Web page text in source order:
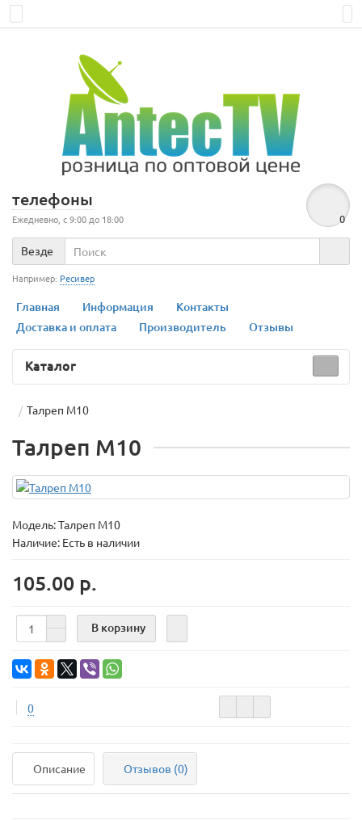
телефоны
Ежедневно, с 9:00 до 18:00 0
Везде
Например: Ресивер
Главная Информация
Контакты
Доставка и оплата
Производитель Отзывы
Каталог
Талреп М10
Талреп М10
Модель:Талреп М10
Наличие: Есть в наличии
105.00 р.
В корзину
0
Описание Отзывов (0)